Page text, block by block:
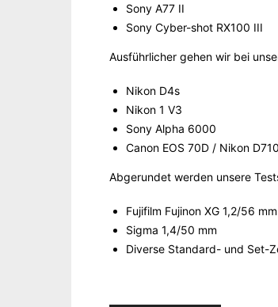
Sony A77 II
Sony Cyber-shot RX100 III
Ausführlicher gehen wir bei
Nikon D4s
Nikon 1 V3
Sony Alpha 6000
Canon EOS 70D / Nikon
Abgerundet werden unsere
Fujifilm Fujinon XG 1,2/56 mm
Sigma 1,4/50 mm
Diverse Standard- und Set-